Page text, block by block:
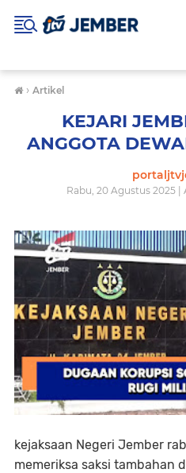
› Artikel
KEJARI
ANGGOTA
Rabu, 20 Agustus 2025 |
kejaksaan Negeri Jember
memeriksa saksi tambahan